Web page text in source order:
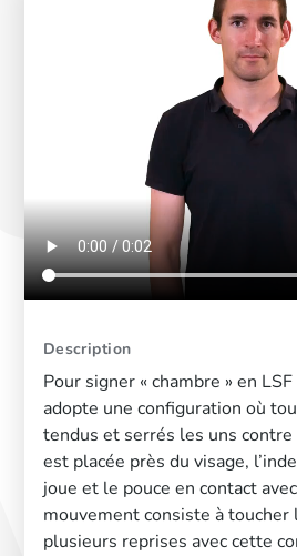
Description
Pour signer « chambre » en
adopte une configuration où
tendus et serrés les uns
est placée près du visage,
joue et le pouce en contact
mouvement consiste à toucher
plusieurs reprises avec cette